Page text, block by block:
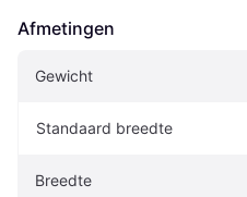
Afmetingen
Gewicht
Standaard breedte
Breedte